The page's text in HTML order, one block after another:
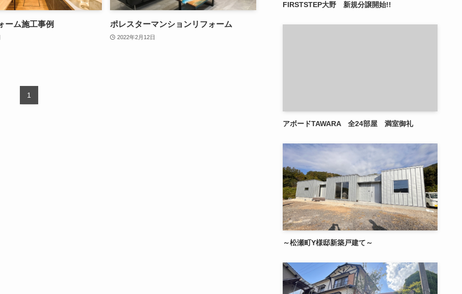
ーム施工事例 ポレスターマンションリフォーム
2022年2月12日
1
FIRSTSTEP大野 新規分譲開始!!
アボードTAWARA 全24部屋 満室御礼
～松瀬町Y様邸新築戸建て～